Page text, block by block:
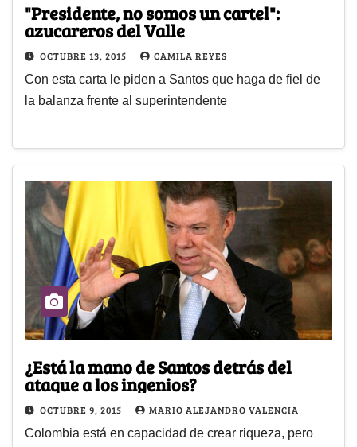
"Presidente, no somos un cartel":
azucareros del Valle
OCTUBRE 13, 2015 CAMILA REYES
Con esta carta le piden a Santos que haga de fiel de
la balanza frente al superintendente
¿Está la mano de Santos detrás del
ataque a los ingenios?
OCTUBRE 9, 2015 MARIO ALEJANDRO VALENCIA
Colombia está en capacidad de crear riqueza, pero